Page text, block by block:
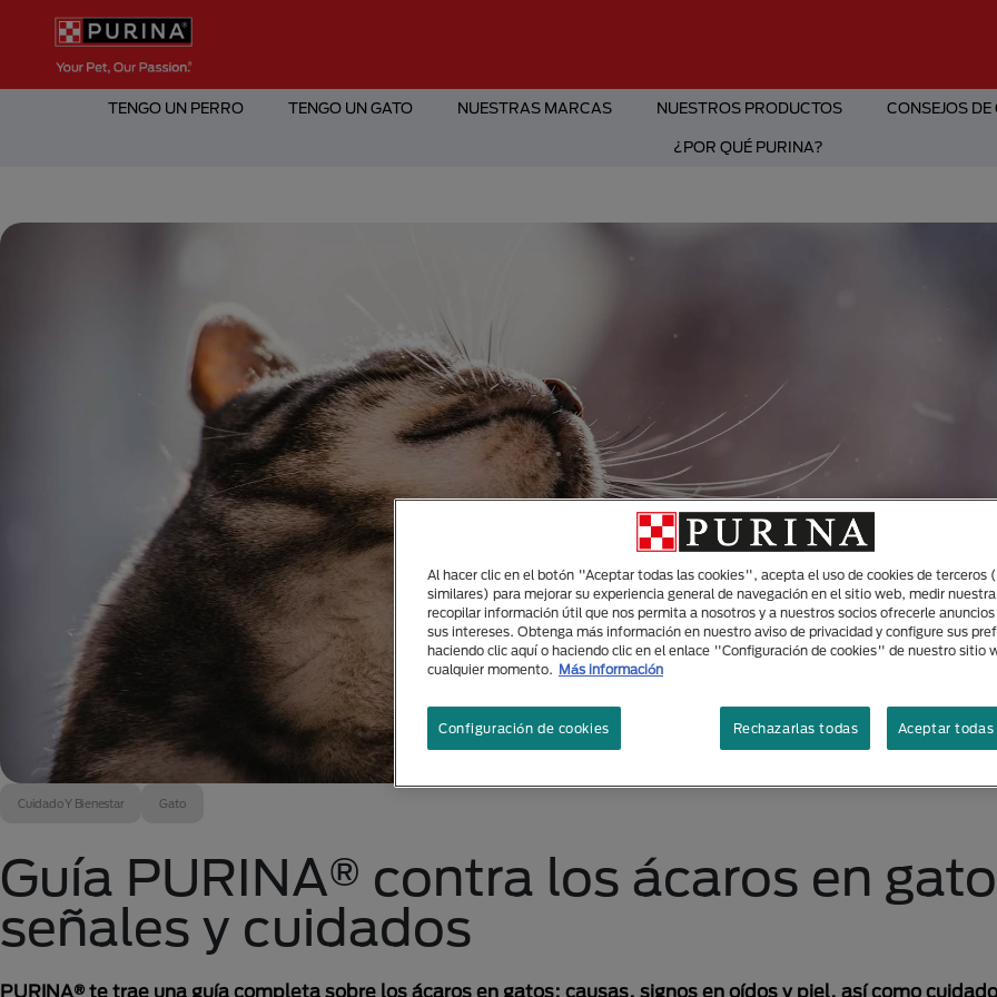
Pasar al contenido principal
Menú Secundario Purina
Menú Principal Purina
TENGO UN PERRO TENGO UN GATO NUESTRAS MARCAS NUESTROS PRODUCTOS CONSEJOS
¿POR QUÉ PURINA?
Cuidado Y Bienestar Gato
Guía PURINA® contra los ácaros en
señales y cuidados
PURINA® te trae una guía completa sobre los ácaros en gatos: causas, signos en oídos y piel, así como
Al hacer clic en el botón "Aceptar todas las cookies", acepta el uso de cookies de terceros
similares) para mejorar su experiencia general de navegación en el sitio web, medir
recopilar información útil que nos permita a nosotros y a nuestros socios ofrecerle
sus intereses. Obtenga más información en nuestro aviso de privacidad y configure sus
haciendo clic aquí o haciendo clic en el enlace "Configuración de cookies" de nuestro sitio
cualquier momento. Más información
Rechazarlas todas Aceptar todas
Configuración de cookies